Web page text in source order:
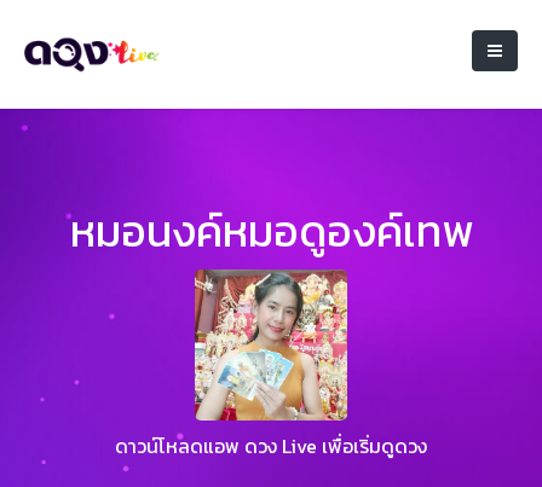
หมอนงค์หมอดูองค์เทพ
ดาวน์โหลดแอพ ดวง Live เพื่อเริ่มดูดวง